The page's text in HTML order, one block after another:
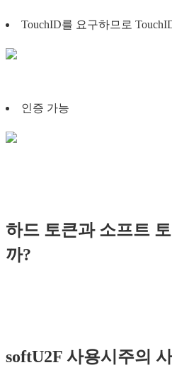
TouchID를 요구하므로
인증 가능
하드 토큰과 소프트
까?
softU2F 사용시주의